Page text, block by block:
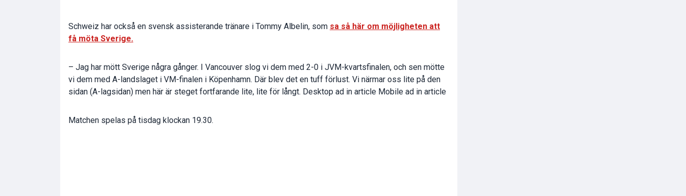
Schweiz har också en svensk assisterande tränare i Tommy Albelin, som sa så här om möjligheten att
få möta Sverige.
– Jag har mött Sverige några gånger. I Vancouver slog vi dem med 2-0 i JVM-kvartsfinalen, och sen mötte
vi dem med A-landslaget i VM-finalen i Köpenhamn. Där blev det en tuff förlust. Vi närmar oss lite på den
sidan (A-lagsidan) men här är steget fortfarande lite, lite för långt. Desktop ad in article Mobile ad in article
Matchen spelas på tisdag klockan 19.30.